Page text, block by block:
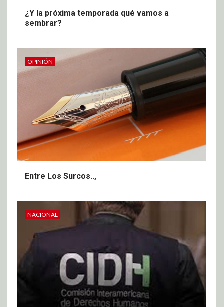
¿Y la próxima temporada qué vamos a
sembrar?
OPINIÓN
Entre Los Surcos..,
NACIONAL